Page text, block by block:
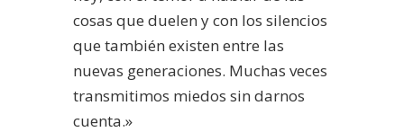
cosas que duelen y con los silencios
que también existen entre las
nuevas generaciones. Muchas veces
transmitimos miedos sin darnos
cuenta.»